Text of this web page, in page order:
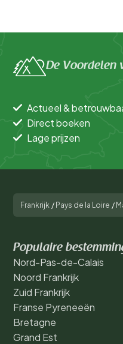
De Voordelen
Actueel &
Direct boeken
Lage prijzen
Frankrijk / Pays de la Loire /
Populaire
Nord-Pas-de-Calais
Noord Frankrijk
Zuid Frankrijk
Franse Pyreneeën
Bretagne
Grand Est